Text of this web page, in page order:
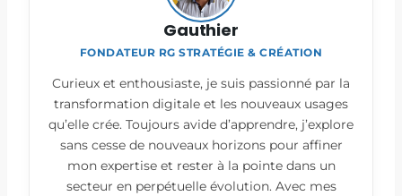
Gauthier
FONDATEUR RG STRATÉGIE & CRÉATION
Curieux et enthousiaste, je suis passionné par la
transformation digitale et les nouveaux usages
qu’elle crée. Toujours avide d’apprendre, j’explore
sans cesse de nouveaux horizons pour affiner
mon expertise et rester à la pointe dans un
secteur en perpétuelle évolution. Avec mes